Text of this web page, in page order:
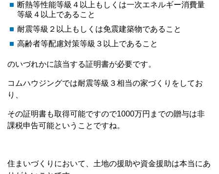
断熱等性能等級４以上もしくは一次エネルギー消費量
等級４以上であること
耐震等級２以上もしくは免震建築物であること
高齢者等配慮対策等級３以上であること
のいづれかに該当する証明書が必要です。
コムハウジングでは耐震等級３相当の家づくりをしてお
り、
その証明書も取得可能ですので1000万円までの贈与は非
課税申告可能ということですね。
住まいづくりにおいて、土地の援助や資金援助は本当にあ